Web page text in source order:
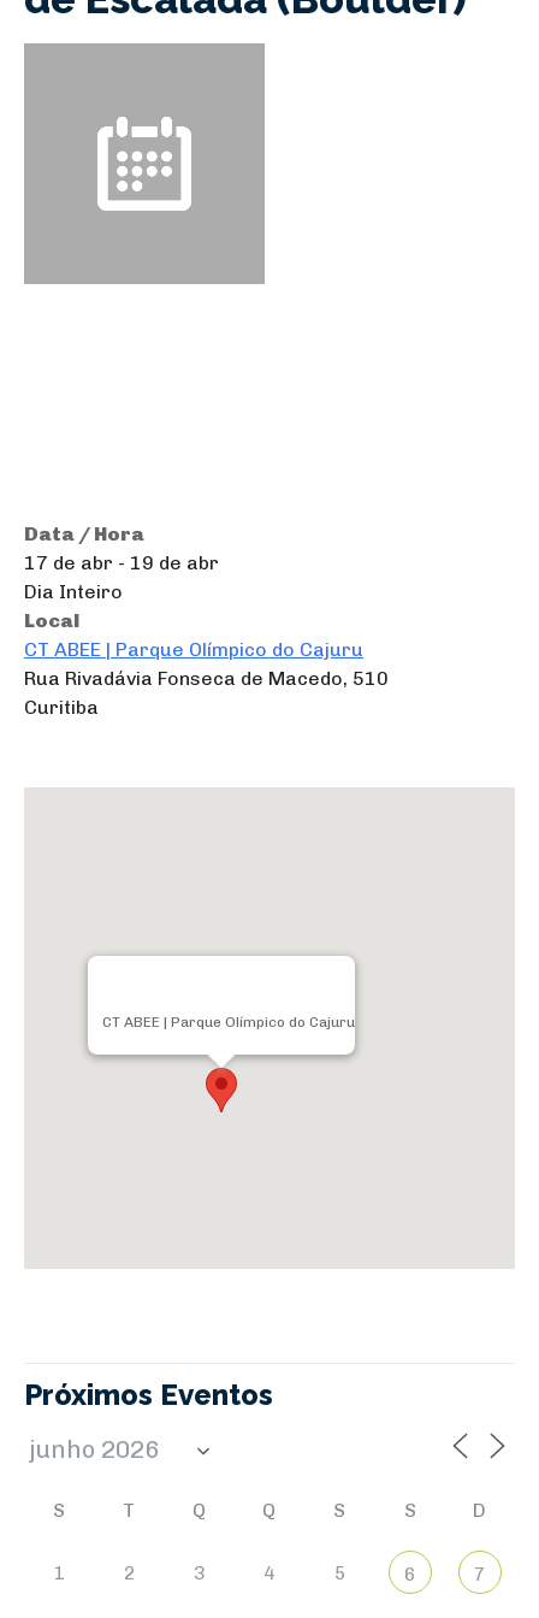
Data / Hora
17 de abr - 19 de abr
Dia Inteiro
Local
CT ABEE | Parque Olímpico do Cajuru
Rua Rivadávia Fonseca de Macedo, 510
Curitiba
CT ABEE | Parque Olímpico do Cajuru
Próximos Eventos
S T Q Q S S D
1 2 3 4 5 6 7